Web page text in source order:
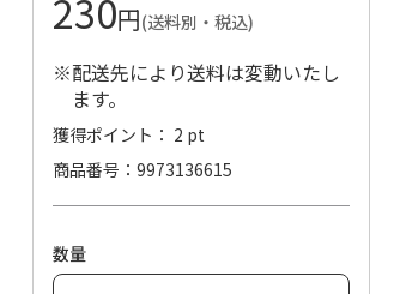
230円(送料別・税込)
※配送先により送料は変動いたし
ます。
獲得ポイント： 2 pt
商品番号
9973136615
数量